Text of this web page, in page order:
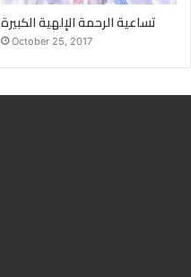
تساعية الرحمة الإلهية الكبيرة
October 25, 2017